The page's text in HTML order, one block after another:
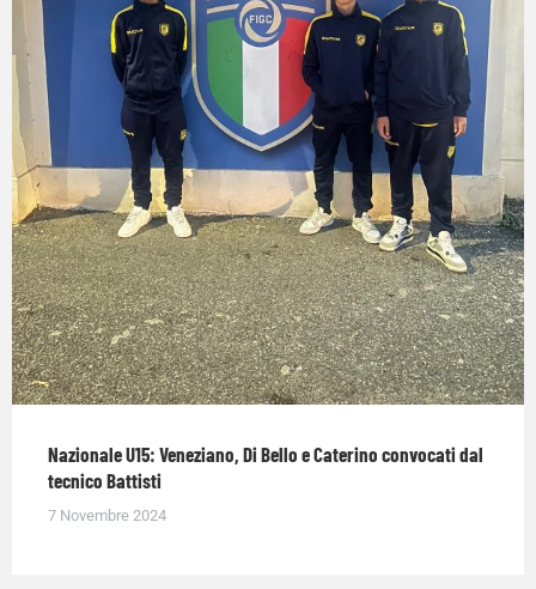
Nazionale U15: Veneziano, Di Bello e Caterino convocati dal
tecnico Battisti
7 Novembre 2024